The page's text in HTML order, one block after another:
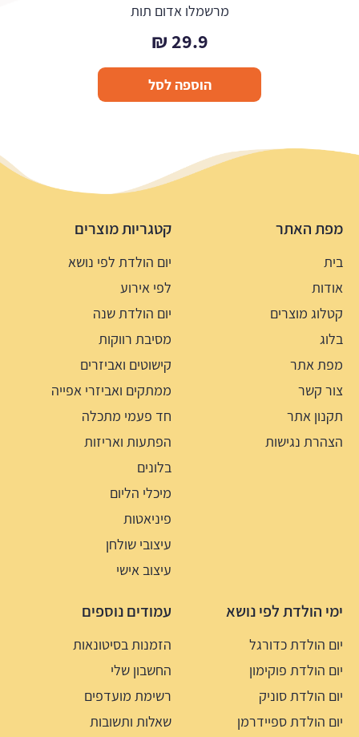
מרשמלו אדום תות
29.9
₪
הוספה לסל
מפת האתר
בית
אודות
קטלוג מוצרים
בלוג
מפת אתר
צור קשר
תקנון אתר
הצהרת נגישות
קטגריות מוצרים
יום הולדת לפי נושא
לפי אירוע
יום הולדת שנה
מסיבת רווקות
קישוטים ואביזרים
ממתקים ואביזרי אפייה
חד פעמי מתכלה
הפתעות ואריזות
בלונים
מיכלי הליום
פיניאטות
עיצובי שולחן
עיצוב אישי
ימי הולדת לפי נושא
יום הולדת כדורגל
יום הולדת פוקימון
יום הולדת סוניק
יום הולדת ספיידרמן
עמודים נוספים
הזמנות בסיטונאות
החשבון שלי
רשימת מועדפים
שאלות ותשובות